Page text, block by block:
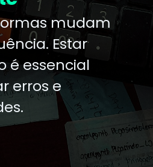
mudam
Estar
é essencial
erros e